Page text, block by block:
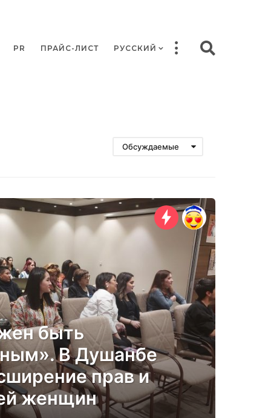
PR ПРАЙС-ЛИСТ РУССКИЙ
Обсуждаемые
быть
В Душанбе
прав и
женщин